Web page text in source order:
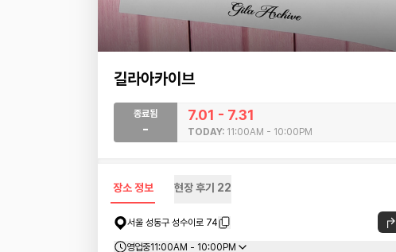
길라아카이브
종료됨
-
7.01 - 7.31
TODAY: 11:00AM - 10:00PM
장소 정보 현장 후기 22
서울 성동구 성수이로 74
영업중11:00AM - 10:00PM